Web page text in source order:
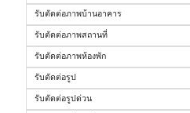
รับตัดต่อภาพบ้านอาคาร
รับตัดต่อภาพสถานที่
รับตัดต่อภาพห้องพัก
รับตัดต่อรูป
รับตัดต่อรูปด่วน